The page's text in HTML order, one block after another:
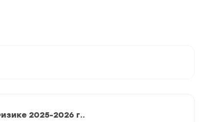
2025-2026 г..